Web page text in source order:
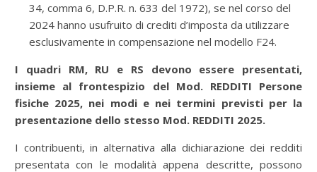
34, comma 6, D.P.R. n. 633 del 1972), se nel corso del
2024 hanno usufruito di crediti d’imposta da utilizzare
esclusivamente in compensazione nel modello F24.
I quadri RM, RU e RS devono essere presentati,
insieme al frontespizio del Mod. REDDITI Persone
fisiche 2025, nei modi e nei termini previsti per la
presentazione dello stesso Mod. REDDITI 2025.
I contribuenti, in alternativa alla dichiarazione dei redditi
presentata con le modalità appena descritte, possono